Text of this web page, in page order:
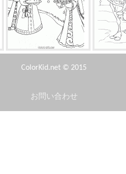
プリンセスカエル スヴ
ColorKid.net © 2015
お問い合わせ